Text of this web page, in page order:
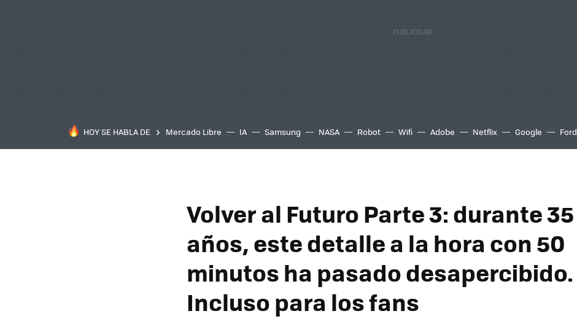
HOY SE HABLA DE Mercado Libre IA Samsung NASA Robot Wifi Adobe Netflix Google Ford
Volver al Futuro Parte 3: durante 35
años, este detalle a la hora con 50
minutos ha pasado desapercibido.
Incluso para los fans